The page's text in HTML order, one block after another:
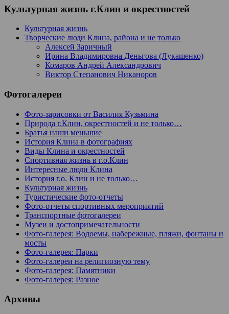
Культурная жизнь г.Клин и окрестностей
Культурная жизнь
Творческие люди Клина, района и не только
Алексей Заричный
Ирина Владимировна Деньгова (Лукашенко)
Комаров Андрей Александрович
Виктор Степанович Никаноров
Фотогалереи
Фото-зарисовки от Василия Кузьмина
Природа г.Клин, окрестностей и не только…
Братья наши меньшие
История Клина в фотографиях
Виды Клина и окрестностей
Спортивная жизнь в г.о.Клин
Интересные люди Клина
История г.о. Клин и не только…
Культурная жизнь
Туристические фото-отчеты
Фото-отчеты спортивных мероприятий
Транспортные фотогалереи
Музеи и достопримечательности
Фото-галерея: Водоемы, набережные, пляжи, фонтаны и
мосты
Фото-галерея: Парки
Фото-галереи на религиозную тему
Фото-галерея: Памятники
Фото-галерея: Разное
Архивы